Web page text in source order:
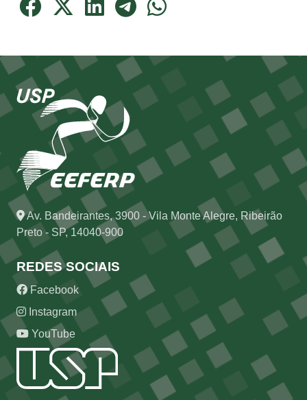
Av. Bandeirantes, 3900 - Vila Monte Alegre, Ribeirão
Preto - SP, 14040-900
REDES SOCIAIS
Facebook
Instagram
YouTube